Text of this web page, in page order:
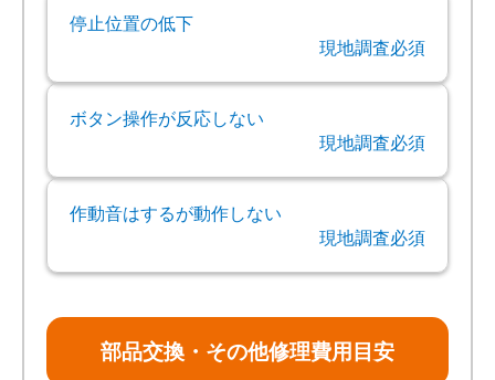
停止位置の低下
現地調査必須
ボタン操作が反応しない
現地調査必須
作動音はするが動作しない
現地調査必須
部品交換・その他修理費用目安